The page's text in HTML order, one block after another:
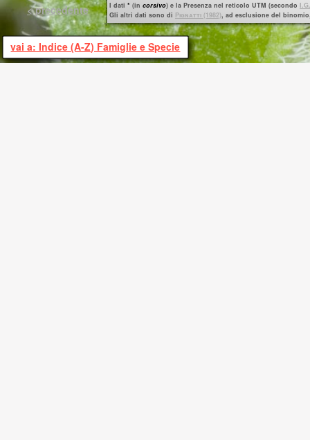
< precedente I dati * (in corsivo) e la Presenza nel reticolo UTM (secondo
Gli altri dati sono di Pignatti (1982), ad esclusione del
vai a: Indice (A-Z) Famiglie e Specie